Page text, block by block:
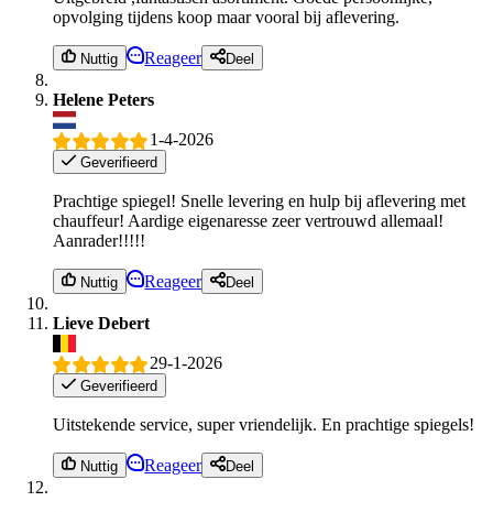
opvolging tijdens koop maar vooral bij aflevering.
Nuttig Reageer Deel
Helene Peters
1-4-2026
Geverifieerd
Prachtige spiegel! Snelle levering en hulp bij aflevering met
chauffeur! Aardige eigenaresse zeer vertrouwd allemaal!
Aanrader!!!!!
Nuttig Reageer Deel
Lieve Debert
29-1-2026
Geverifieerd
Uitstekende service, super vriendelijk. En prachtige spiegels!
Nuttig Reageer Deel